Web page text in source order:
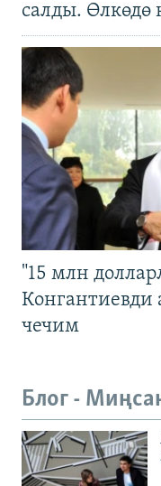
салды. Өлкөдө
"15 млн
Конгантиевди
чечим
Блог -